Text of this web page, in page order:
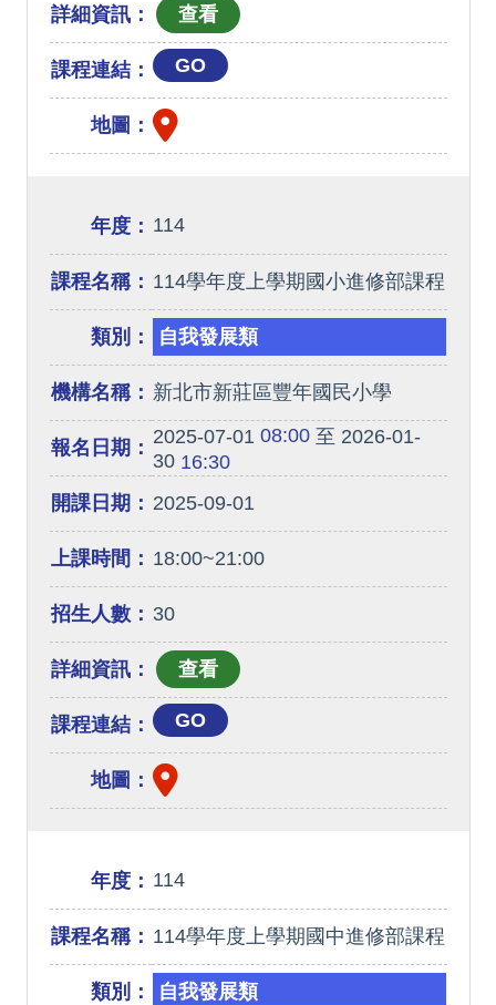
詳細資訊：
課程連結： GO
地圖：
年度： 114
課程名稱： 114學年度上學期國小進修部課程
類別： 自我發展類
機構名稱： 新北市新莊區豐年國民小學
報名日期： 2025-07-01 08:00至 2026-01-
3016:30
開課日期： 2025-09-01
上課時間： 18:00~21:00
招生人數： 30
詳細資訊：
課程連結： GO
地圖：
年度： 114
課程名稱： 114學年度上學期國中進修部課程
類別： 自我發展類